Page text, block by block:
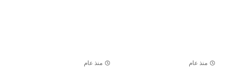
منذ عام منذ عام